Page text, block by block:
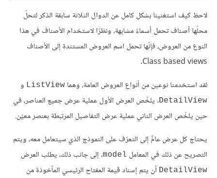
لاحظ كيف استغنينا بشكل كامل عن الدوال الثلاثة سابقة الذكر لتحلّ
محلّها أصناف تحمل أسماءً مشابهة، ونظرًا لاستخدام الأصناف في هذا
النوع من العروض، فإنّها تحمل اسم العروض المستندة إلى الأصناف
Class based views.
لقد استخدمنا نوعين من أنواع العروض العامة، وهما ListView و
DetailView. يلخّص العرض اﻷول عملية عرض جميع العناصر، في
حين يلخّص العرض الثاني عملية عرض التفاصيل المرتبطة بعنصر معيّن.
يحتاج كل عرض عامٍّ إلى التعرّف على النموذج الذي سيتعامل معه، ويتم
التصريح عن ذلك في المعامل model. إلى جانب ذلك، يطلب العرض
DetailView أن يتم إسناد قيمة المفتاح الرئيسي المأخوذة من